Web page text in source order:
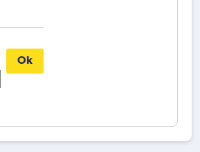
Ok